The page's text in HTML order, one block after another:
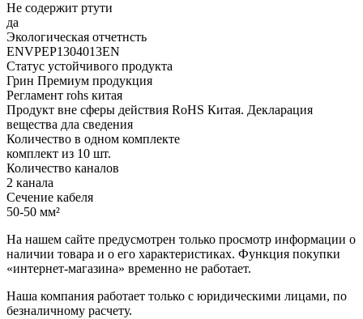
Не содержит ртути
да
Экологическая отчетнсть
ENVPEP1304013EN
Статус устойчивого продукта
Грин Премиум продукция
Регламент rohs китая
Продукт вне сферы действия RoHS Китая. Декларация
вещества дла сведения
Количество в одном комплекте
комплект из 10 шт.
Количество каналов
2 канала
Сечение кабеля
50-50 мм²
На нашем сайте предусмотрен только просмотр информации о
наличии товара и о его характеристиках. Функция покупки
«интернет-магазина» временно не работает.
Наша компания работает только с юридическими лицами, по
безналичному расчету.